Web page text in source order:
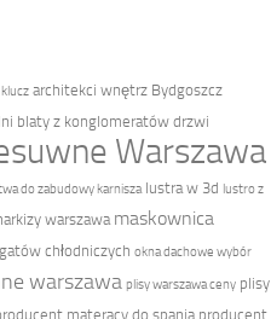
architekci wnętrz Bydgoszcz
blaty z konglomeratów drzwi
Warszawa
do zabudowy karnisza lustra w 3d lustro z
warszawa maskownica
chłodniczych okna dachowe wybór
warszawa plisy warszawa ceny plisy
materacy do spania producent